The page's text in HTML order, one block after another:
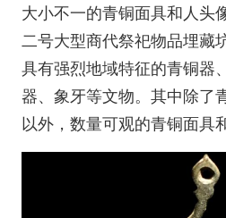
大小不一的青铜面具和人头
二号大型商代祭祀物品埋藏
具有强烈地域特征的青铜器
器、象牙等文物。其中除了
以外，数量可观的青铜面具